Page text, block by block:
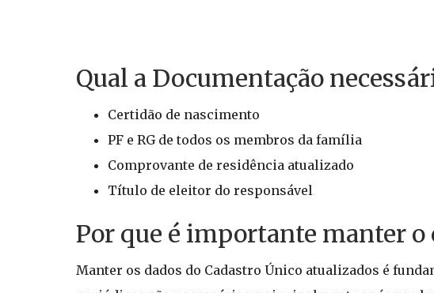
Qual a Documentação
Certidão de nascimento
PF e RG de todos os membros da família
Comprovante de residência atualizado
Título de eleitor do responsável
Por que é importante manter o
Manter os dados do Cadastro Único atualizados é